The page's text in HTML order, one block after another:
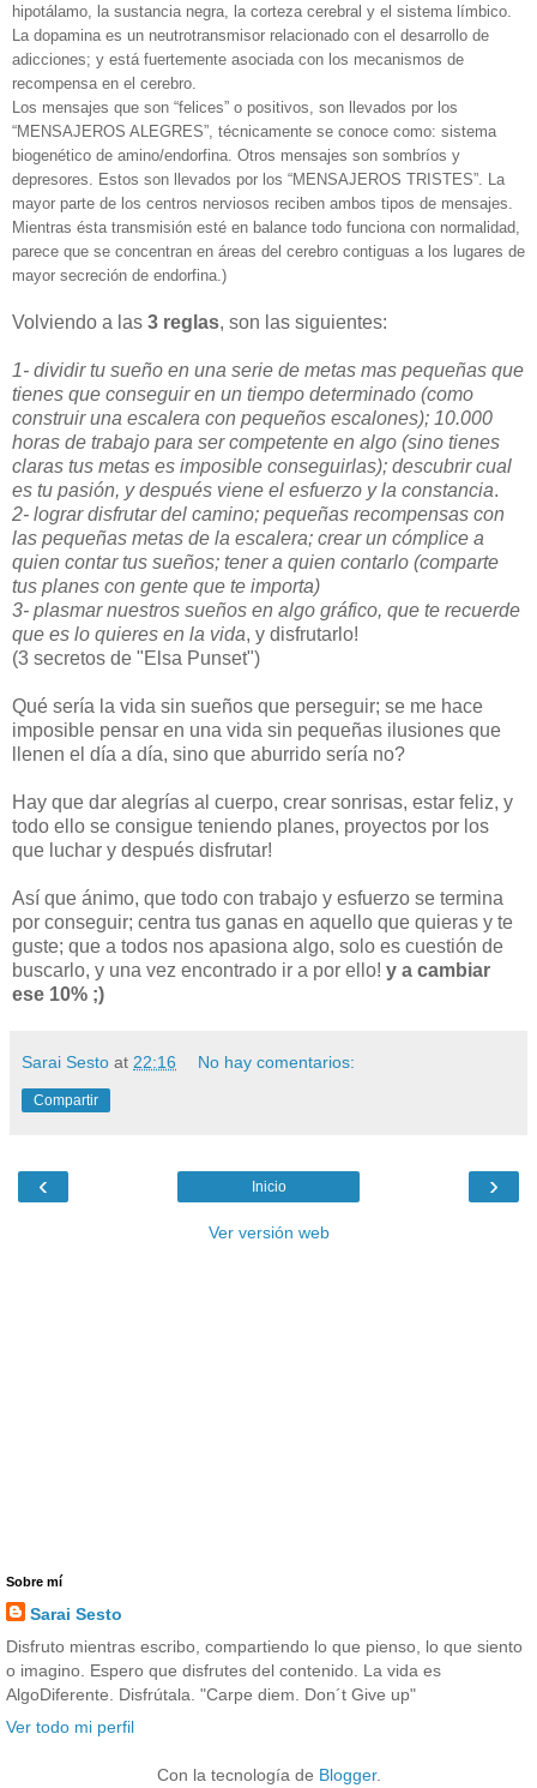
hipotálamo, la sustancia negra, la corteza cerebral y el sistema límbico.
La dopamina es un neutrotransmisor relacionado con el desarrollo de
adicciones; y está fuertemente asociada con los mecanismos de
recompensa en el cerebro.
Los mensajes que son “felices” o positivos, son llevados por los
“MENSAJEROS ALEGRES”, técnicamente se conoce como: sistema
biogenético de amino/endorfina. Otros mensajes son sombríos y
depresores. Estos son llevados por los “MENSAJEROS TRISTES”. La
mayor parte de los centros nerviosos reciben ambos tipos de mensajes.
Mientras ésta transmisión esté en balance todo funciona con normalidad,
parece que se concentran en áreas del cerebro contiguas a los lugares de
mayor secreción de endorfina.)
Volviendo a las 3 reglas, son las siguientes:
1- dividir tu sueño en una serie de metas mas pequeñas que
tienes que conseguir en un tiempo determinado (como
construir una escalera con pequeños escalones); 10.000
horas de trabajo para ser competente en algo (sino tienes
claras tus metas es imposible conseguirlas); descubrir cual
es tu pasión, y después viene el esfuerzo y la constancia.
2- lograr disfrutar del camino; pequeñas recompensas con
las pequeñas metas de la escalera; crear un cómplice a
quien contar tus sueños; tener a quien contarlo (comparte
tus planes con gente que te importa)
3- plasmar nuestros sueños en algo gráfico, que te recuerde
que es lo quieres en la vida, y disfrutarlo!
(3 secretos de "Elsa Punset")
Qué sería la vida sin sueños que perseguir; se me hace
imposible pensar en una vida sin pequeñas ilusiones que
llenen el día a día, sino que aburrido sería no?
Hay que dar alegrías al cuerpo, crear sonrisas, estar feliz, y
todo ello se consigue teniendo planes, proyectos por los
que luchar y después disfrutar!
Así que ánimo, que todo con trabajo y esfuerzo se termina
por conseguir; centra tus ganas en aquello que quieras y te
guste; que a todos nos apasiona algo, solo es cuestión de
buscarlo, y una vez encontrado ir a por ello! y a cambiar
ese 10% ;)
Sarai Sesto at 22:16 No hay comentarios:
Compartir
‹ ›
Inicio
Ver versión web
Sobre mí
Sarai Sesto
Disfruto mientras escribo, compartiendo lo que pienso, lo que siento
o imagino. Espero que disfrutes del contenido. La vida es
AlgoDiferente. Disfrútala. "Carpe diem. Don´t Give up"
Ver todo mi perfil
Con la tecnología de Blogger.